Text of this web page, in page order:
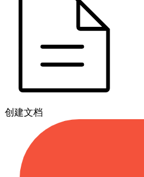
创建文档